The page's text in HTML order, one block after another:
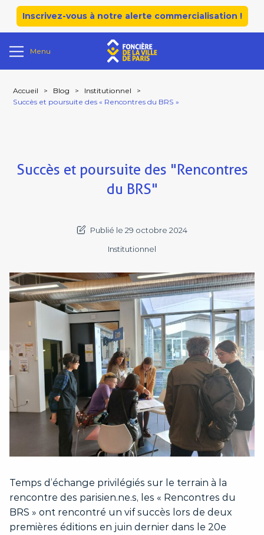
Inscrivez-vous à notre alerte commercialisation !
Menu
Accueil > Blog > Institutionnel
>
Succès et poursuite des « Rencontres du BRS »
Succès et poursuite des "Rencontres
du BRS"
Publié le 29 octobre 2024
Institutionnel
Temps d’échange privilégiés sur le terrain à la
rencontre des parisien.ne.s, les « Rencontres du
BRS » ont rencontré un vif succès lors de deux
premières éditions en juin dernier dans le 20e